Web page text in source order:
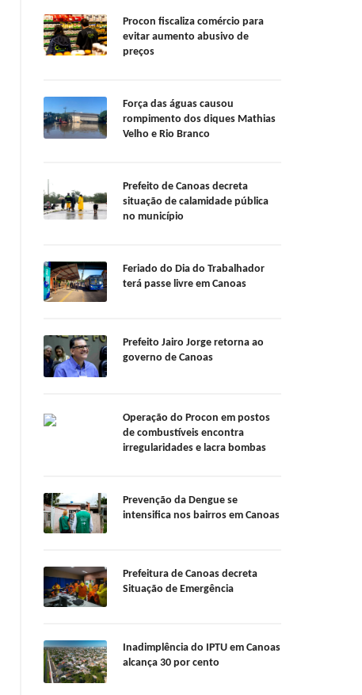
Procon fiscaliza comércio para
evitar aumento abusivo de
preços
Força das águas causou
rompimento dos diques Mathias
Velho e Rio Branco
Prefeito de Canoas decreta
situação de calamidade pública
no município
Feriado do Dia do Trabalhador
terá passe livre em Canoas
Prefeito Jairo Jorge retorna ao
governo de Canoas
Operação do Procon em postos
de combustíveis encontra
irregularidades e lacra bombas
Prevenção da Dengue se
intensifica nos bairros em Canoas
Prefeitura de Canoas decreta
Situação de Emergência
Inadimplência do IPTU em Canoas
alcança 30 por cento